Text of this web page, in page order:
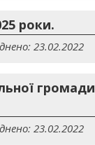
роки.
23.02.2022
громади
23.02.2022